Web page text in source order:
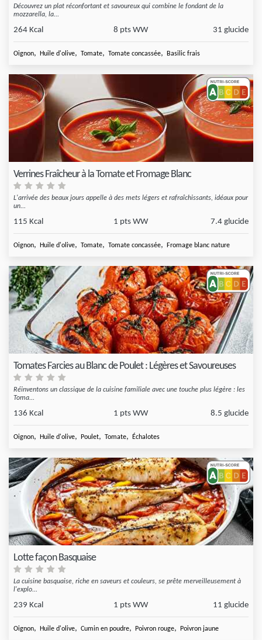
Découvrez un plat réconfortant et savoureux qui combine le fondant de la
mozzarella, la...
264 Kcal 8 pts WW 31 glucide
Oignon, Huile d'olive, Tomate, Tomate concassée, Basilic frais
Verrines Fraîcheur à la Tomate et Fromage Blanc
L'arrivée des beaux jours appelle à des mets légers et rafraîchissants, idéaux pour
un...
115 Kcal 1 pts WW 7.4 glucide
Oignon, Huile d'olive, Tomate, Tomate concassée, Fromage blanc nature
Tomates Farcies au Blanc de Poulet : Légères et Savoureuses
Réinventons un classique de la cuisine familiale avec une touche plus légère : les
Toma...
136 Kcal 1 pts WW 8.5 glucide
Oignon, Huile d'olive, Poulet, Tomate, Échalotes
Lotte façon Basquaise
La cuisine basquaise, riche en saveurs et couleurs, se prête merveilleusement à
l'explo...
239 Kcal 1 pts WW 11 glucide
Oignon, Huile d'olive, Cumin en poudre, Poivron rouge, Poivron jaune